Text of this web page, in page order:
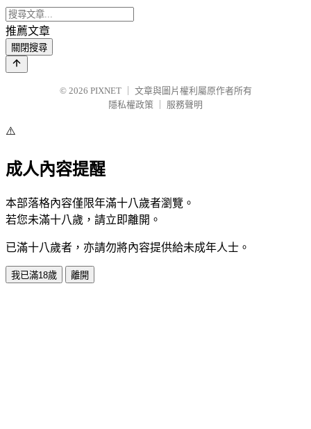
推薦文章
關閉搜尋
© 2026 PIXNET
文章與圖片權利屬原作者所有
隱私權政策
服務聲明
⚠️
成人內容提醒
本部落格內容僅限年滿十八歲者瀏覽。
若您未滿十八歲，請立即離開。
已滿十八歲者，亦請勿將內容提供給未成年人士。
我已滿18歲 離開